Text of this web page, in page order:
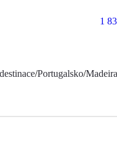
1
/Portugalsko/Madeira